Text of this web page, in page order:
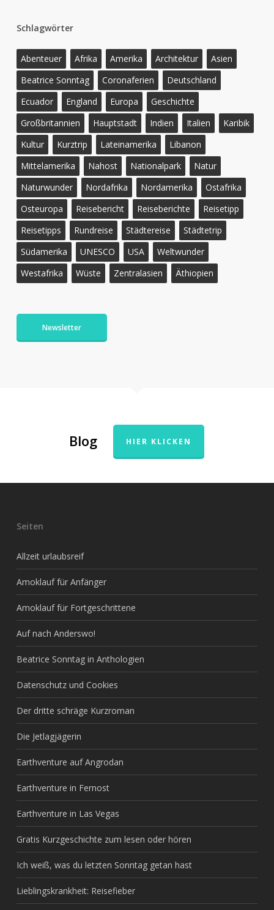
Schlagwörter
Abenteuer Afrika Amerika Architektur
Asien
Beatrice Sonntag
Coronaferien
Deutschland
Ecuador
England Europa
Geschichte
Großbritannien
Hauptstadt Indien Italien
Karibik
Kultur
Kurztrip Lateinamerika
Libanon
Mittelamerika
Nahost Nationalpark
Natur
Naturwunder
Nordafrika Nordamerika
Ostafrika
Osteuropa
Reisebericht Reiseberichte
Reisetipp
Reisetipps
Rundreise Städtereise
Städtetrip
Südamerika
UNESCO USA
Weltwunder
Westafrika
Wüste Zentralasien Äthiopien
Newsletter
Blog HIER KLICKEN
Seiten
Allzeit urlaubsreif
Amoklauf für Anfänger
Amoklauf für Fortgeschrittene
Auf nach Anderswo!
Beatrice Sonntag in Anthologien
Datenschutz und Cookies
Der dritte schräge Kurzroman
Die Jetlagjägerin
Earthventure auf Angrodan
Earthventure in Fernost
Earthventure in Las Vegas
Gratis Kurzgeschichte zum lesen oder hören
Ich weiß, was du letzten Sonntag getan hast
Lieblingskrankheit: Reisefieber